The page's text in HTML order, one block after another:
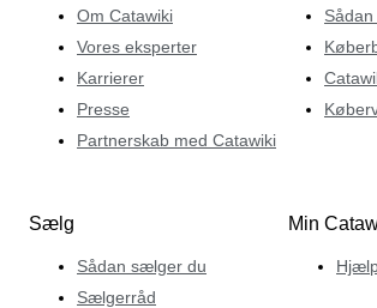
Om Catawiki
Vores eksperter
Karrierer
Presse
Partnerskab med Catawiki
Sælg
Sådan sælger du
Sælgerråd
Min